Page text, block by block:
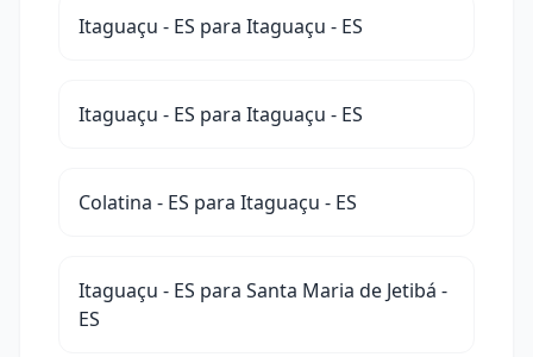
Itaguaçu - ES para Itaguaçu - ES
Itaguaçu - ES para Itaguaçu - ES
Colatina - ES para Itaguaçu - ES
Itaguaçu - ES para Santa Maria de Jetibá -
ES